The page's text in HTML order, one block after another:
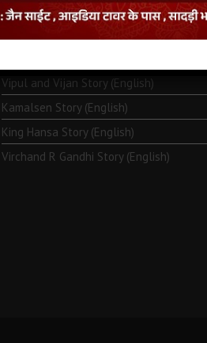
Monk Metarya (English)
Vipul and Vijan Story (English)
Kamalsen Story (English)
King Hansa Story (English)
Virchand R Gandhi Story (English)